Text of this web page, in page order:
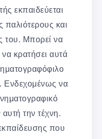
εκπαιδεύεται
και
του. Μπορεί να
κρατήσει αυτά
Ενδεχομένως να
την τέχνη.
που